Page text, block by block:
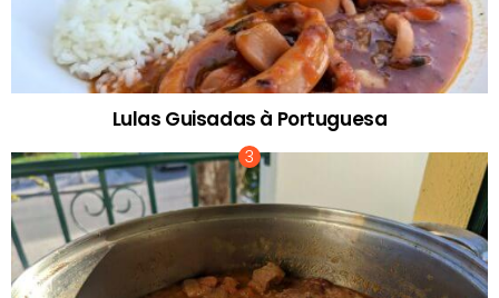
Lulas Guisadas à Portuguesa